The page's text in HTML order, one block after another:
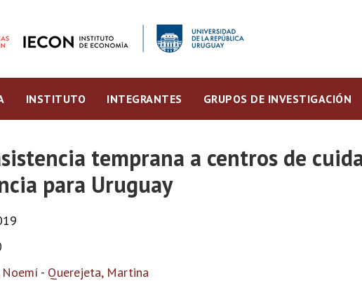
INSTITUTO INTEGRANTES GRUPOS DE INVESTIGACIÓN
temprana a centros de
para Uruguay
Noemí - Querejeta, Martina